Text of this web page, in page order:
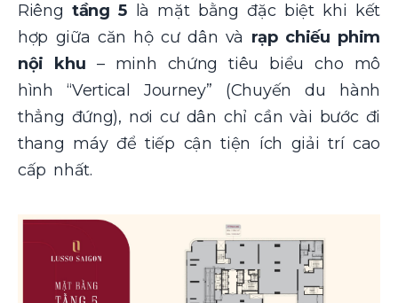
Riêngtầng 5 là mặt bằng đặc biệt khi kết
hợp giữa căn hộ cư dân và rạp chiếu phim
nội khu – minh chứng tiêu biểu cho mô
hình “Vertical Journey” (Chuyến du hành
thẳng đứng), nơi cư dân chỉ cần vài bước đi
thang máy để tiếp cận tiện ích giải trí cao
cấp nhất.